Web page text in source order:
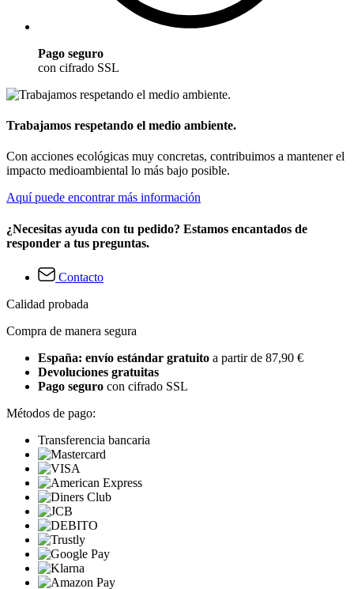
Pago seguro
con cifrado SSL
Trabajamos respetando el medio ambiente.
Con acciones ecológicas muy concretas, contribuimos a mantener el
impacto medioambiental lo más bajo posible.
Aquí puede encontrar más información
¿Necesitas ayuda con tu pedido? Estamos encantados de
responder a tus preguntas.
Contacto
Calidad probada
Compra de manera segura
España: envío estándar gratuito a partir de 87,90 €
Devoluciones gratuitas
Pago seguro con cifrado SSL
Métodos de pago:
Transferencia bancaria